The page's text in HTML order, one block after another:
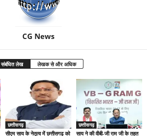
CG News
संबंधित लेख लेखक से और अधिक
छत्तीसगढ़
सीएम साय के नेतृत्व में छत्तीसगढ़ को
छत्तीसगढ़
साय ने की वीबी-जी राम जी के तहत